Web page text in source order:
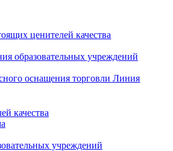
качества
учреждений